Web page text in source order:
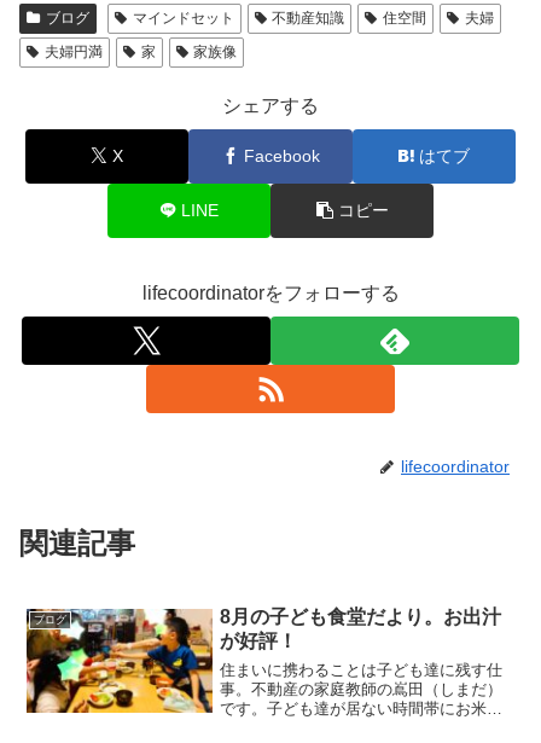
ブログ マインドセット 不動産知識 住空間
夫婦
夫婦円満
家 家族像
シェアする
X Facebook はてブ
LINE コピー
lifecoordinatorをフォローする
lifecoordinator
関連記事
ブログ
8月の子ども食堂だより。お出汁
が好評！
住まいに携わることは子ども達に残す仕
事。不動産の家庭教師の嶌田（しまだ）
です。子ども達が居ない時間帯にお米を